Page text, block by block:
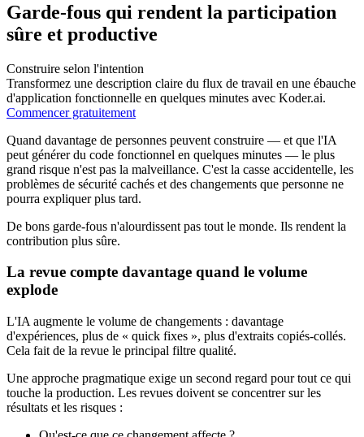
Garde‑fous qui rendent la participation
sûre et productive
Construire selon l'intention
Transformez une description claire du flux de travail en une ébauche
d'application fonctionnelle en quelques minutes avec Koder.ai.
Commencer gratuitement
Quand davantage de personnes peuvent construire — et que l'IA
peut générer du code fonctionnel en quelques minutes — le plus
grand risque n'est pas la malveillance. C'est la casse accidentelle, les
problèmes de sécurité cachés et des changements que personne ne
pourra expliquer plus tard.
De bons garde‑fous n'alourdissent pas tout le monde. Ils rendent la
contribution plus sûre.
La revue compte davantage quand le volume
explode
L'IA augmente le volume de changements : davantage
d'expériences, plus de « quick fixes », plus d'extraits copiés-collés.
Cela fait de la revue le principal filtre qualité.
Une approche pragmatique exige un second regard pour tout ce qui
touche la production. Les revues doivent se concentrer sur les
résultats et les risques :